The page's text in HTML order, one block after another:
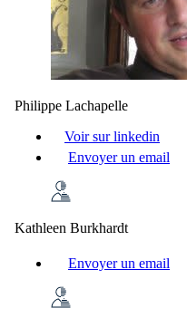
Philippe Lachapelle
Voir sur linkedin
Envoyer un email
Kathleen Burkhardt
Envoyer un email